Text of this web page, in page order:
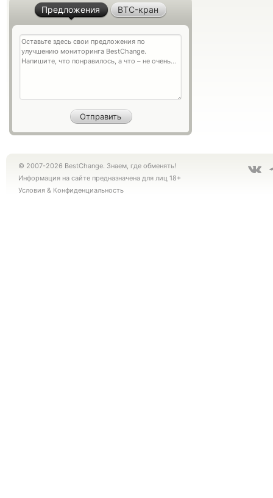
Предложения BTC-кран
© 2007-2026 BestChange. Знаем, где обменять!
Информация на сайте предназначена для лиц 18+
Условия & Конфиденциальность